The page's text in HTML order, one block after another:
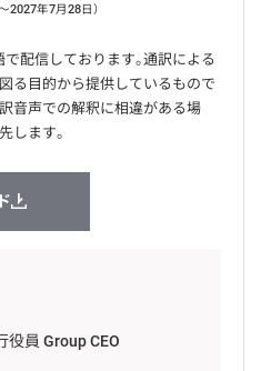
2027年7月28日）
配信しております。通訳による
る目的から提供しているもので
音声での解釈に相違がある場
します。
役員 Group CEO